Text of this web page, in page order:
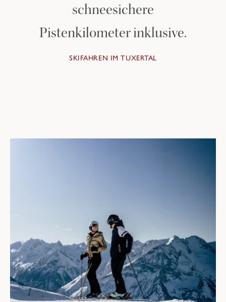
schneesichere
Pistenkilometer inklusive.
SKIFAHREN IM TUXERTAL